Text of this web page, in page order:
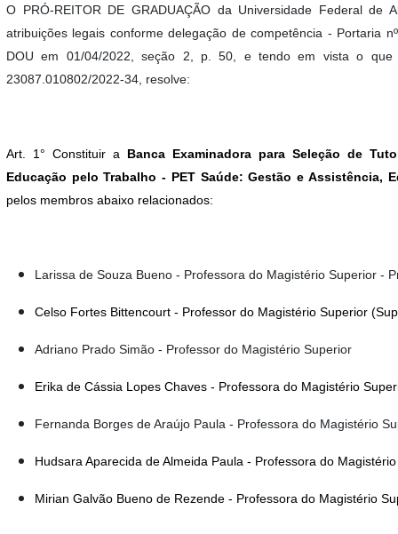
O PRÓ-REITOR DE GRADUAÇÃO da Universidade Federal de
atribuições legais conforme delegação de competência - Portaria
DOU em 01/04/2022, seção 2, p. 50, e tendo em vista o que
23087.010802/2022-34, resolve:
Art. 1° Constituir a Banca Examinadora para Seleção de
Educação pelo Trabalho - PET Saúde: Gestão e Assistência,
pelos membros abaixo relacionados:
Larissa de Souza Bueno - Professora do Magistério Superior -
Celso Fortes Bittencourt - Professor do Magistério Superior
Adriano Prado Simão - Professor do Magistério Superior
Erika de Cássia Lopes Chaves - Professora do Magistério
Fernanda Borges de Araújo Paula - Professora do Magistério
Hudsara Aparecida de Almeida Paula - Professora do
Mirian Galvão Bueno de Rezende - Professora do Magistério